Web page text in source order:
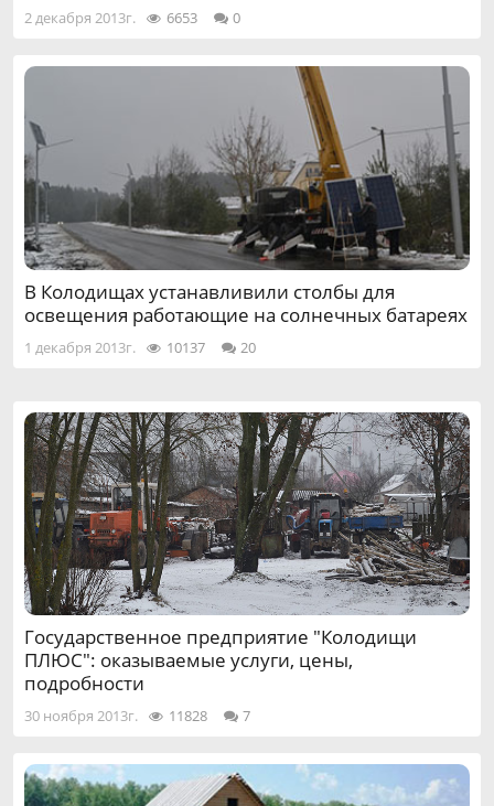
2 декабря 2013г. 6653 0
В Колодищах устанавливили столбы для
освещения работающие на солнечных батареях
1 декабря 2013г. 10137 20
Государственное предприятие "Колодищи
ПЛЮС": оказываемые услуги, цены,
подробности
30 ноября 2013г. 11828 7